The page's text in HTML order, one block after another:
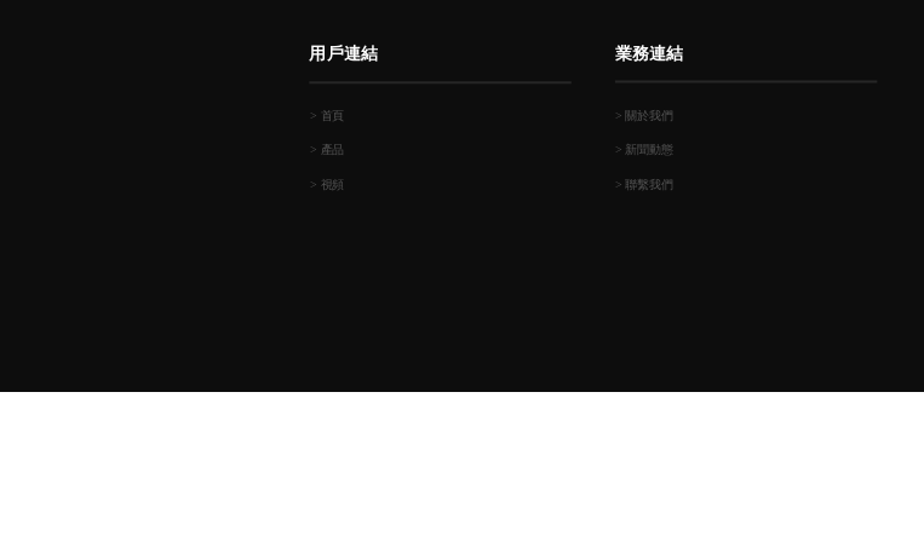
用戶連結
> 首頁
> 產品
> 視頻
業務連結
> 關於我們
> 新聞動態
> 聯繫我們